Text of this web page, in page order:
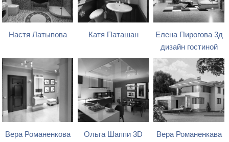
Настя Латыпова Катя Паташан
Елена Пирогова 3д
дизайн гостиной
Вера Романенкова
Ольга Шаппи 3D
Вера Романенкава